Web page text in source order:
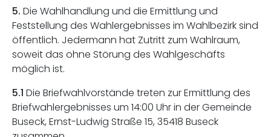
5. Die Wahlhandlung und die Ermittlung und
Feststellung des Wahlergebnisses im Wahlbezirk sind
öffentlich. Jedermann hat Zutritt zum Wahlraum,
soweit das ohne Störung des Wahlgeschäfts
möglich ist.
5.1 Die Briefwahlvorstände treten zur Ermittlung des
Briefwahlergebnisses um 14:00 Uhr in der Gemeinde
Buseck, Ernst-Ludwig Straße 15, 35418 Buseck